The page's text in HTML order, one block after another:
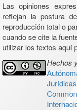
Las opiniones
reflejan la postura
reproducción total o
cuando se cite la
utilizar los textos aquí
Hechos
Jurídicas